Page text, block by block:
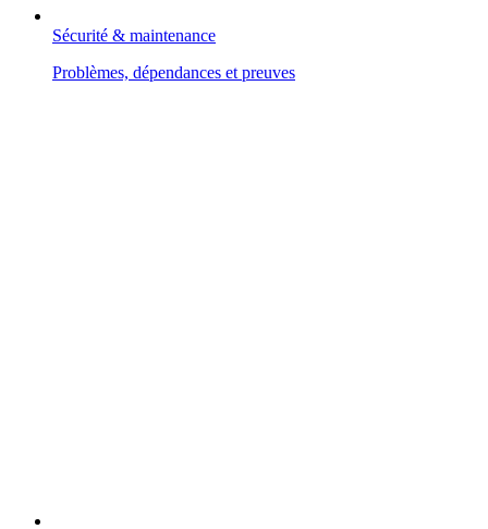
Sécurité & maintenance
Problèmes, dépendances et preuves